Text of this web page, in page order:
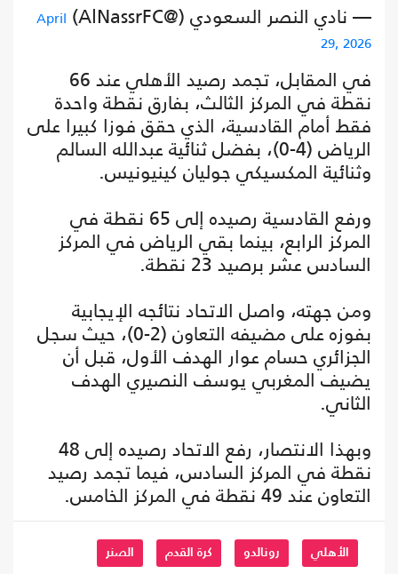
— نادي النصر السعودي (@AlNassrFC)
April
29, 2026
في المقابل، تجمد رصيد الأهلي عند 66
نقطة في المركز الثالث، بفارق نقطة واحدة
فقط أمام القادسية، الذي حقق فوزا كبيرا على
الرياض (4-0)، بفضل ثنائية عبدالله السالم
وثنائية المكسيكي جوليان كينيونيس.
ورفع القادسية رصيده إلى 65 نقطة في
المركز الرابع، بينما بقي الرياض في المركز
السادس عشر برصيد 23 نقطة.
ومن جهته، واصل الاتحاد نتائجه الإيجابية
بفوزه على مضيفه التعاون (2-0)، حيث سجل
الجزائري حسام عوار الهدف الأول، قبل أن
يضيف المغربي يوسف النصيري الهدف
الثاني.
وبهذا الانتصار، رفع الاتحاد رصيده إلى 48
نقطة في المركز السادس، فيما تجمد رصيد
التعاون عند 49 نقطة في المركز الخامس.
الأهلي رونالدو كرة القدم الصنر